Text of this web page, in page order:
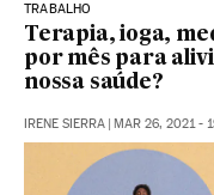
TRABALHO
Terapia, ioga,
por mês para
nossa saúde?
IRENE SIERRA MAR 26, 2021 -